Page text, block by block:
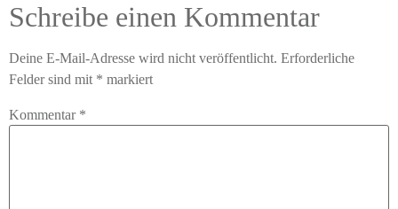
Schreibe einen Kommentar
Deine E-Mail-Adresse wird nicht veröffentlicht. Erforderliche
Felder sind mit * markiert
Kommentar *